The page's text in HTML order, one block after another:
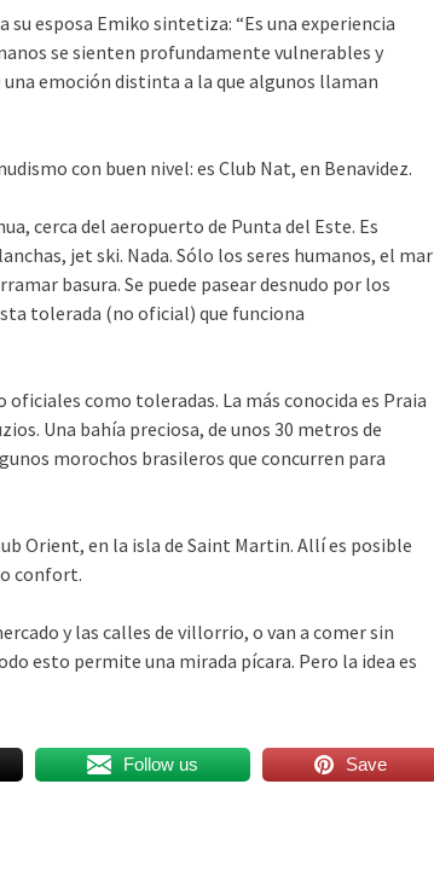
esposa Emiko sintetiza: “Es una experiencia
se sienten profundamente vulnerables y
emoción distinta a la que algunos llaman
con buen nivel: es Club Nat, en Benavidez.
cerca del aeropuerto de Punta del Este. Es
jet ski. Nada. Sólo los seres humanos, el mar
basura. Se puede pasear desnudo por los
tolerada (no oficial) que funciona
como toleradas. La más conocida es Praia
Una bahía preciosa, de unos 30 metros de
morochos brasileros que concurren para
Orient, en la isla de Saint Martin. Allí es posible
confort.
y las calles de villorrio, o van a comer sin
esto permite una mirada pícara. Pero la idea es
Follow us Save